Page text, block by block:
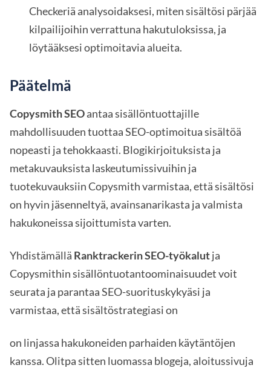
Checkeriä analysoidaksesi, miten sisältösi pärjää
kilpailijoihin verrattuna hakutuloksissa, ja
löytääksesi optimoitavia alueita.
Päätelmä
Copysmith SEOantaa sisällöntuottajille
mahdollisuuden tuottaa SEO-optimoitua sisältöä
nopeasti ja tehokkaasti. Blogikirjoituksista ja
metakuvauksista laskeutumissivuihin ja
tuotekuvauksiin Copysmith varmistaa, että sisältösi
on hyvin jäsenneltyä, avainsanarikasta ja valmista
hakukoneissa sijoittumista varten.
Yhdistämällä Ranktrackerin SEO-työkalutja
Copysmithin sisällöntuotantoominaisuudet voit
seurata ja parantaa SEO-suorituskykyäsi ja
varmistaa, että sisältöstrategiasi on
on linjassa hakukoneiden parhaiden käytäntöjen
kanssa. Olitpa sitten luomassa blogeja, aloitussivuja